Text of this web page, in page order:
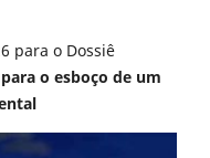
para o Dossiê
o esboço de um